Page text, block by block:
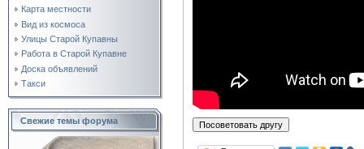
Карта местности
Вид из космоса
Улицы Старой Купавны
Работа в Старой Купавне
Доска объявлений
Такси
Свежие темы форума